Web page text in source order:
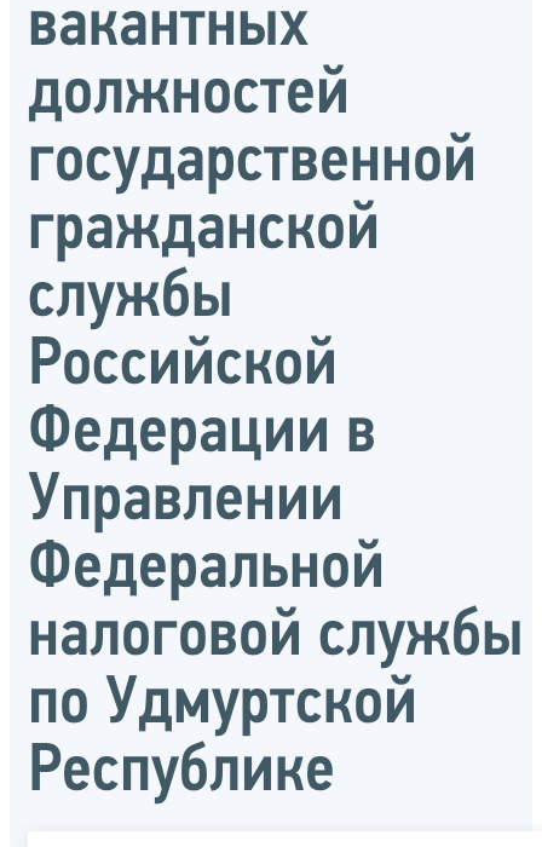
вакантных
должностей
государственной
гражданской
службы
Российской
Федерации в
Управлении
Федеральной
налоговой службы
по Удмуртской
Республике